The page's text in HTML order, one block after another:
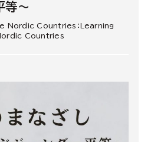
等～
Countries：Learning
Countries